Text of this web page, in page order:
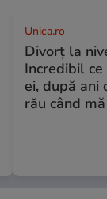
Unica.ro
Divorț la
Incredibil
ei, după ani
rău când